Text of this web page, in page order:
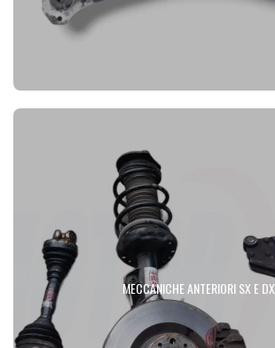
MECCANICHE ANTERIORI SX E DX